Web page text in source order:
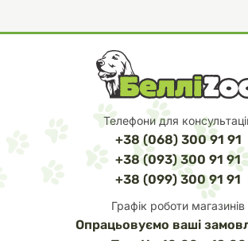
Телефони для
+38 (068) 300 91 91
+38 (093) 300 91 91
+38 (099) 300 91 91
Графік роботи магазинів
Опрацьовуємо ваші